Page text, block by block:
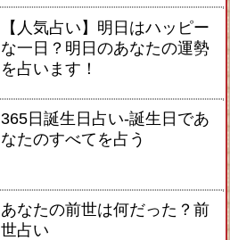
【人気占い】明日はハッピー
な一日？明日のあなたの運勢
を占います！
365日誕生日占い-誕生日であ
なたのすべてを占う
あなたの前世は何だった？前
世占い